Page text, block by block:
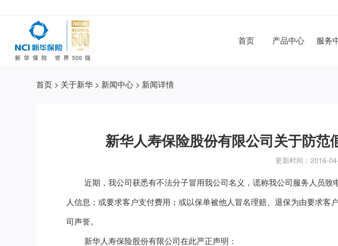
首页 产品中心 服务
首页 > 关于新华 > 新闻中心 > 新闻详情
新华人寿保险股份有限公司关于防
更新时间：2016-
近期，我公司获悉有不法分子冒用我公司名义，谎称我公司服务人员
人信息；或要求客户支付费用；或以保单被他人冒名理赔、退保为由要求
司声誉。
新华人寿保险股份有限公司在此严正声明：